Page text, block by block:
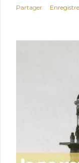
Partager